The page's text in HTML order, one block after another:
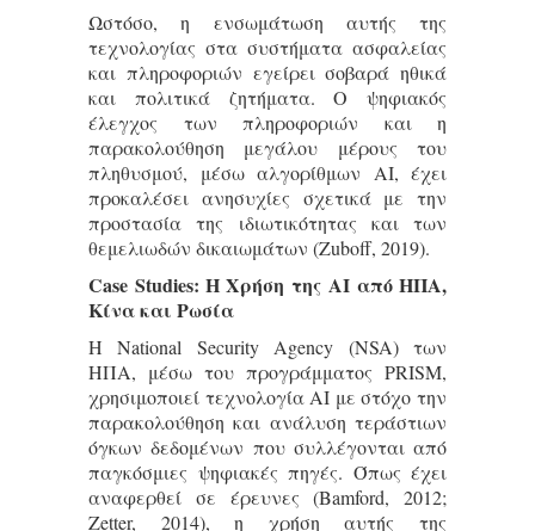
Ωστόσο, η ενσωμάτωση αυτής της
τεχνολογίας στα συστήματα ασφαλείας
και πληροφοριών εγείρει σοβαρά ηθικά
και πολιτικά ζητήματα. Ο ψηφιακός
έλεγχος των πληροφοριών και η
παρακολούθηση μεγάλου μέρους του
πληθυσμού, μέσω αλγορίθμων AI, έχει
προκαλέσει ανησυχίες σχετικά με την
προστασία της ιδιωτικότητας και των
θεμελιωδών δικαιωμάτων (Zuboff, 2019).
Case Studies: Η Χρήση της AI από ΗΠΑ,
Κίνα και Ρωσία
Η National Security Agency (NSA) των
ΗΠΑ, μέσω του προγράμματος PRISM,
χρησιμοποιεί τεχνολογία AI με στόχο την
παρακολούθηση και ανάλυση τεράστιων
όγκων δεδομένων που συλλέγονται από
παγκόσμιες ψηφιακές πηγές. Όπως έχει
αναφερθεί σε έρευνες (Bamford, 2012;
Zetter, 2014), η χρήση αυτής της